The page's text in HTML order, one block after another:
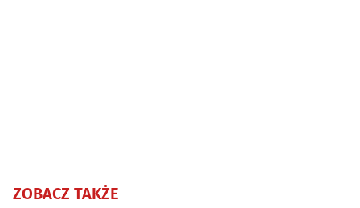
ZOBACZ TAKŻE